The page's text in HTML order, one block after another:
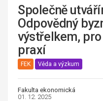
Společně
Odpovědný
výstřelkem,
praxí
FEK Věda a výzkum
Fakulta ekonomická
01. 12. 2025